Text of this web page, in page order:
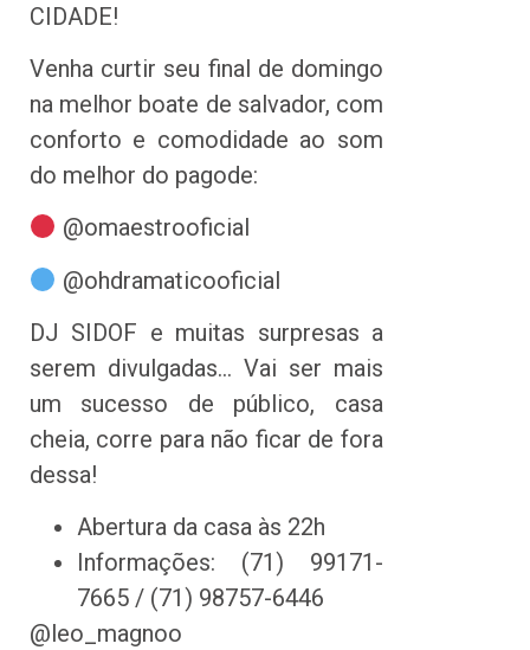
CIDADE!
Venha curtir seu final de domingo
na melhor boate de salvador, com
conforto e comodidade ao som
do melhor do pagode:
@omaestrooficial
@ohdramaticooficial
DJ SIDOF e muitas surpresas a
serem divulgadas… Vai ser mais
um sucesso de público, casa
cheia, corre para não ficar de fora
dessa!
Abertura da casa às 22h
Informações: (71) 99171-
7665 / (71) 98757-6446
@leo_magnoo